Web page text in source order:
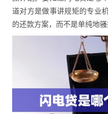
道对方是做事讲规矩的专业
的还款方案，而不是单纯地骚